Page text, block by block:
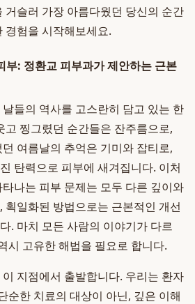
거슬러 가장 아름다웠던 당신의 순간
경험을 시작해보세요.
부: 정환교 피부과가 제안하는 근본
들의 역사를 고스란히 담고 있는 한
고 찡그렸던 순간들은 잔주름으로,
여름날의 추억은 기미와 잡티로,
탄력으로 피부에 새겨집니다. 이처
나는 피부 문제는 모두 다른 깊이와
획일화된 방법으로는 근본적인 개선
. 마치 모든 사람의 이야기가 다르
시 고유한 해법을 필요로 합니다.
지점에서 출발합니다. 우리는 환자
순한 치료의 대상이 아닌, 깊은 이해